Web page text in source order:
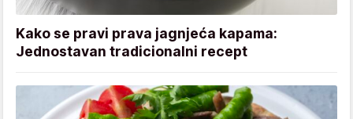
Kako se pravi prava jagnjeća kapama:
Jednostavan tradicionalni recept